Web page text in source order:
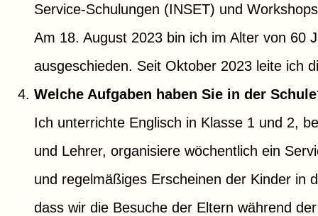
Service-Schulungen (INSET) und
Am 18. August 2023 bin ich im Alter von 60
ausgeschieden. Seit Oktober 2023 leite ich
Welche Aufgaben haben Sie in der
Ich unterrichte Englisch in Klasse 1 und 2,
und Lehrer, organisiere wöchentlich ein
und regelmäßiges Erscheinen der Kinder in
dass wir die Besuche der Eltern während